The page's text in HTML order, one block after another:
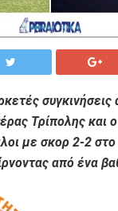
συγκινήσεις
Τρίπολης και
με σκορ 2-2
από ένα